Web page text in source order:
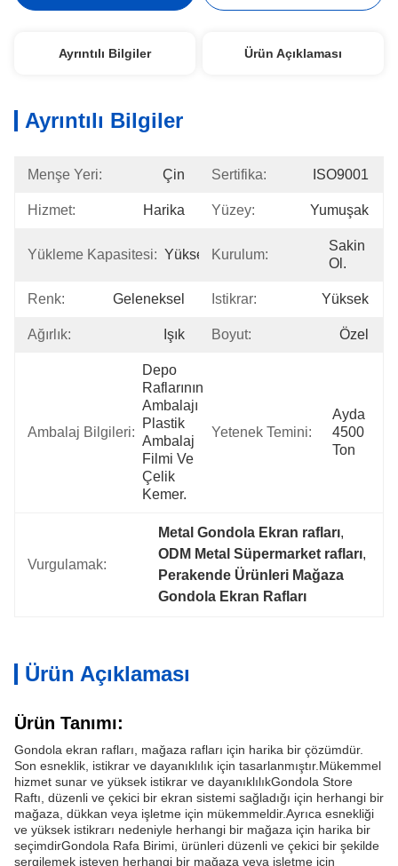
Ayrıntılı Bilgiler Ürün Açıklaması
Ayrıntılı Bilgiler
Menşe Yeri: Çin Sertifika: ISO9001
Hizmet: Harika Yüzey: Yumuşak
Yükleme Kapasitesi: Yüksek Kurulum:
Sakin
Ol.
Renk: Geleneksel Istikrar: Yüksek
Ağırlık: Işık Boyut: Özel
Ambalaj Bilgileri:
Depo
Raflarının
Ambalajı
Plastik
Ambalaj
Filmi Ve
Çelik
Kemer.
Yetenek Temini:
Ayda
4500
Ton
Vurgulamak:
Metal Gondola Ekran rafları,
ODM Metal Süpermarket rafları
Perakende Ürünleri Mağaza
Gondola Ekran Rafları
Ürün Açıklaması
Ürün Tanımı:
Gondola ekran rafları, mağaza rafları için harika bir çözümdür.
Son esneklik, istikrar ve dayanıklılık için tasarlanmıştır.Mükemmel
hizmet sunar ve yüksek istikrar ve dayanıklılıkGondola Store
Raftı, düzenli ve çekici bir ekran sistemi sağladığı için herhangi bir
mağaza, dükkan veya işletme için mükemmeldir.Ayrıca esnekliği
ve yüksek istikrarı nedeniyle herhangi bir mağaza için harika bir
seçimdirGondola Rafa Birimi, ürünleri düzenli ve çekici bir şekilde
sergilemek isteyen herhangi bir mağaza veya işletme için